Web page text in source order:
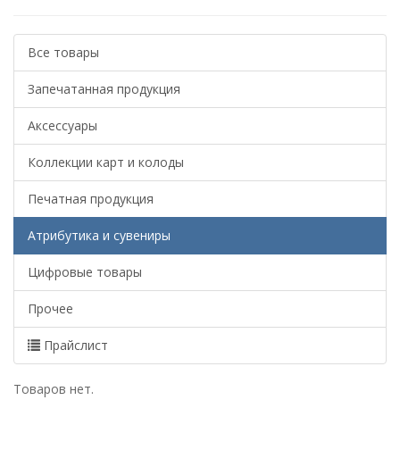
Все товары
Запечатанная продукция
Аксессуары
Коллекции карт и колоды
Печатная продукция
Атрибутика и сувениры
Цифровые товары
Прочее
Прайслист
Товаров нет.